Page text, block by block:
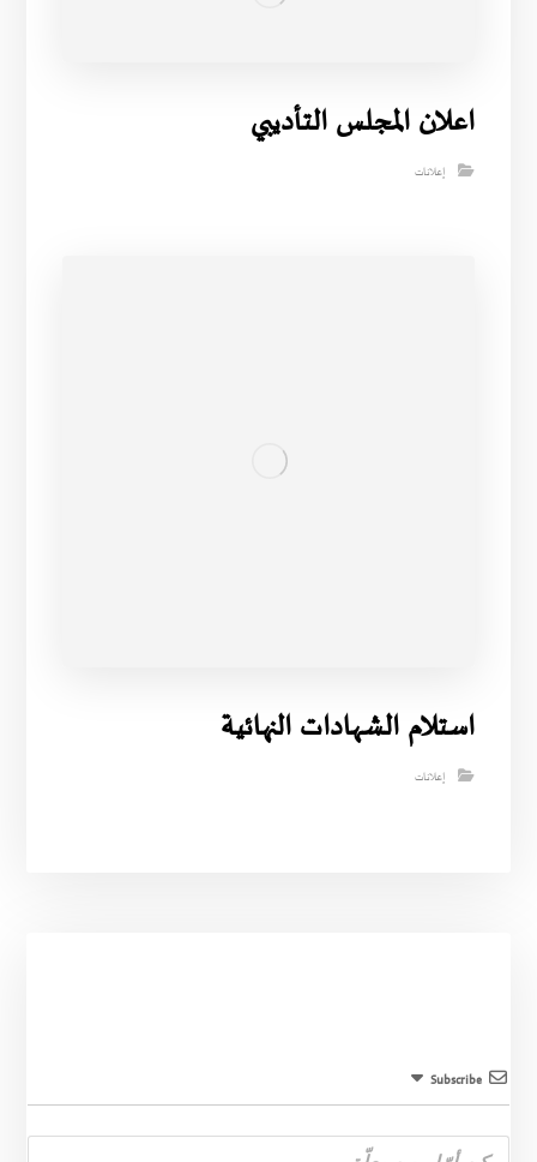
اعلان المجلس التأديبي
إعلانات
استلام الشهادات النهائية
إعلانات
Subscribe